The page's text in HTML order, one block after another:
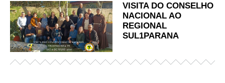
VISITA DO CONSELHO
NACIONAL AO
REGIONAL
SUL1PARANA